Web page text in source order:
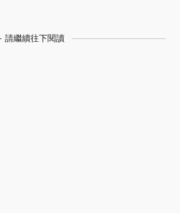
請繼續往下閱讀